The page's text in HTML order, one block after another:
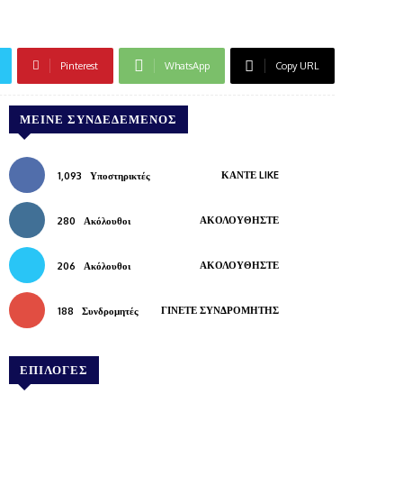
Pinterest WhatsApp Copy URL
ΜΕΊΝΕ ΣΥΝΔΕΔΕΜΈΝΟΣ
1,093 Υποστηρικτές ΚΆΝΤΕ LIKE
280 Ακόλουθοι ΑΚΟΛΟΥΘΉΣΤΕ
206 Ακόλουθοι ΑΚΟΛΟΥΘΉΣΤΕ
188 Συνδρομητές ΓΊΝΕΤΕ ΣΥΝΔΡΟΜΗΤΉΣ
ΕΠΙΛΟΓΕΣ